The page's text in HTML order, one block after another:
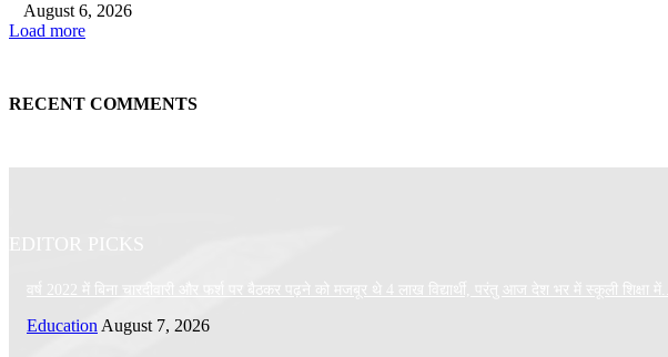
August 6, 2026
Load more
RECENT COMMENTS
EDITOR PICKS
वर्ष 2022 में बिना चारदीवारी और फर्श पर बैठकर पढ़ने को मजबूर थे 4 लाख विद्यार्थी, परंतु आज देश भर में स्कूली शिक्षा में...
Education August 7, 2026